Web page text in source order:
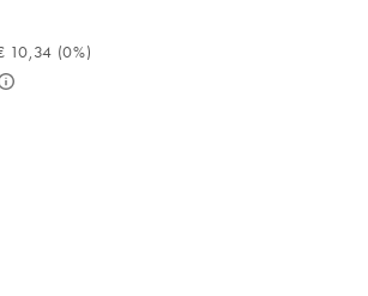
beste prijs € 10,34 (0%). Was € 22,99. (-
10,34 (0%)